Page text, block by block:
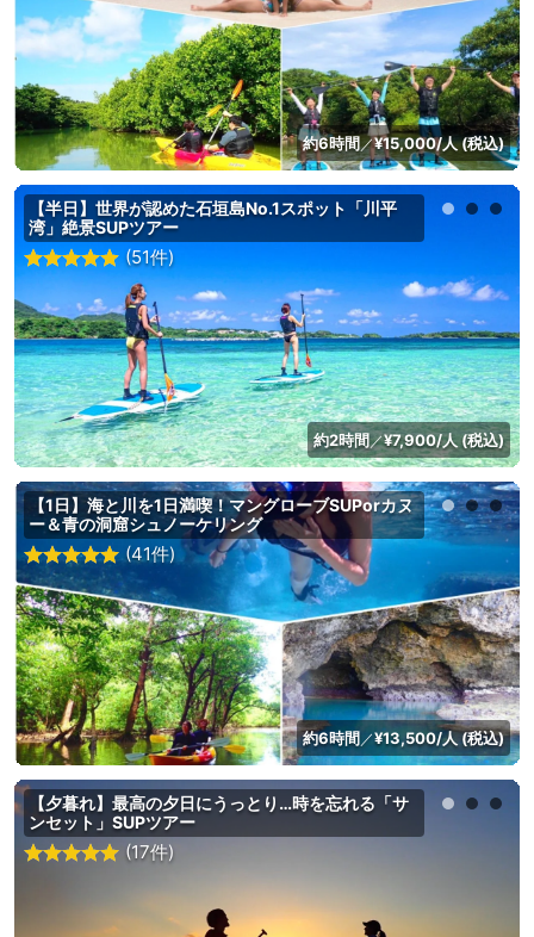
約6時間／¥15,000/人 (税込)
【半日】世界が認めた石垣島No.1スポット「川平
湾」絶景SUPツアー
(51件)
約2時間／¥7,900/人 (税込)
【1日】海と川を1日満喫！マングローブSUPorカヌ
ー＆青の洞窟シュノーケリング
(41件)
約6時間 ／¥13,500/人 (税込)
【夕暮れ】最高の夕日にうっとり…時を忘れる「サ
ンセット」SUPツアー
(17件)